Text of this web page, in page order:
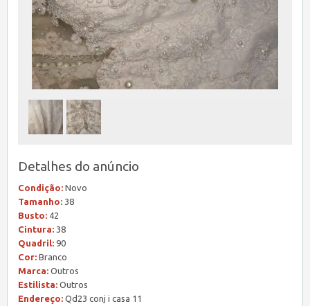
Detalhes do anúncio
Condição: Novo
Tamanho: 38
Busto: 42
Cintura: 38
Quadril: 90
Cor: Branco
Marca: Outros
Estilista: Outros
Endereço: Qd23 conj i casa 11